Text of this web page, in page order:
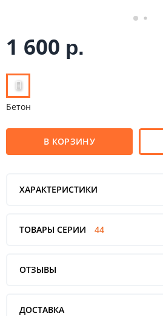
1 600 р.
Бетон
В КОРЗИНУ
ХАРАКТЕРИСТИКИ
ТОВАРЫ СЕРИИ 44
ОТЗЫВЫ
ДОСТАВКА